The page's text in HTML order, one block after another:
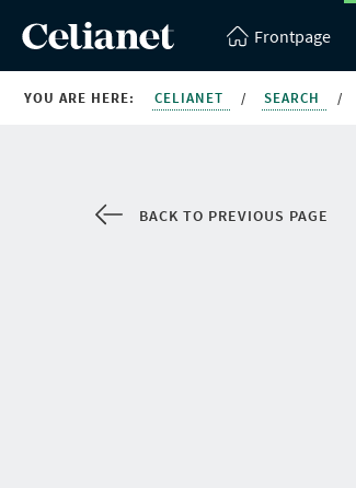
Frontpage
YOU ARE HERE: CELIANET / SEARCH /
BACK TO PREVIOUS PAGE